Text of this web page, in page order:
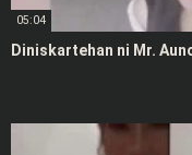
05:04
Diniskartehan ni Mr.